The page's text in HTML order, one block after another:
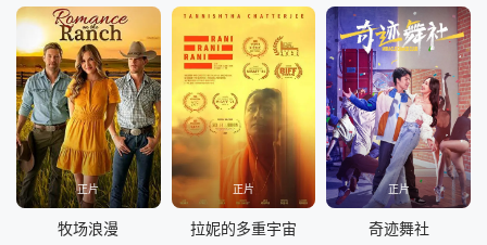
正片
牧场浪漫
正片
拉妮的多重宇宙
正片
奇迹舞社